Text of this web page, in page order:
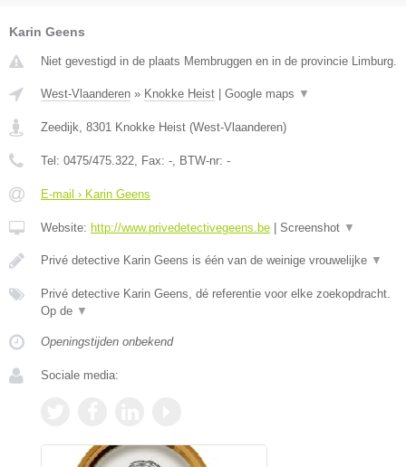
Karin Geens
Niet gevestigd in de plaats Membruggen en in de provincie Limburg.
West-Vlaanderen » Knokke Heist | Google maps ▼
Zeedijk 8301 Knokke Heist (West-Vlaanderen)
Tel: 0475/475.322 , Fax: - , BTW-nr: -
E-mail › Karin Geens
Website: http://www.privedetectivegeens.be | Screenshot ▼
Privé detective Karin Geens is één van de weinige vrouwelijke ▼
Privé detective Karin Geens, dé referentie voor elke zoekopdracht.
Op de ▼
Openingstijden onbekend
Sociale media: